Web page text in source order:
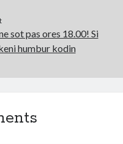
sot pas ores 18.00! Si
humbur kodin